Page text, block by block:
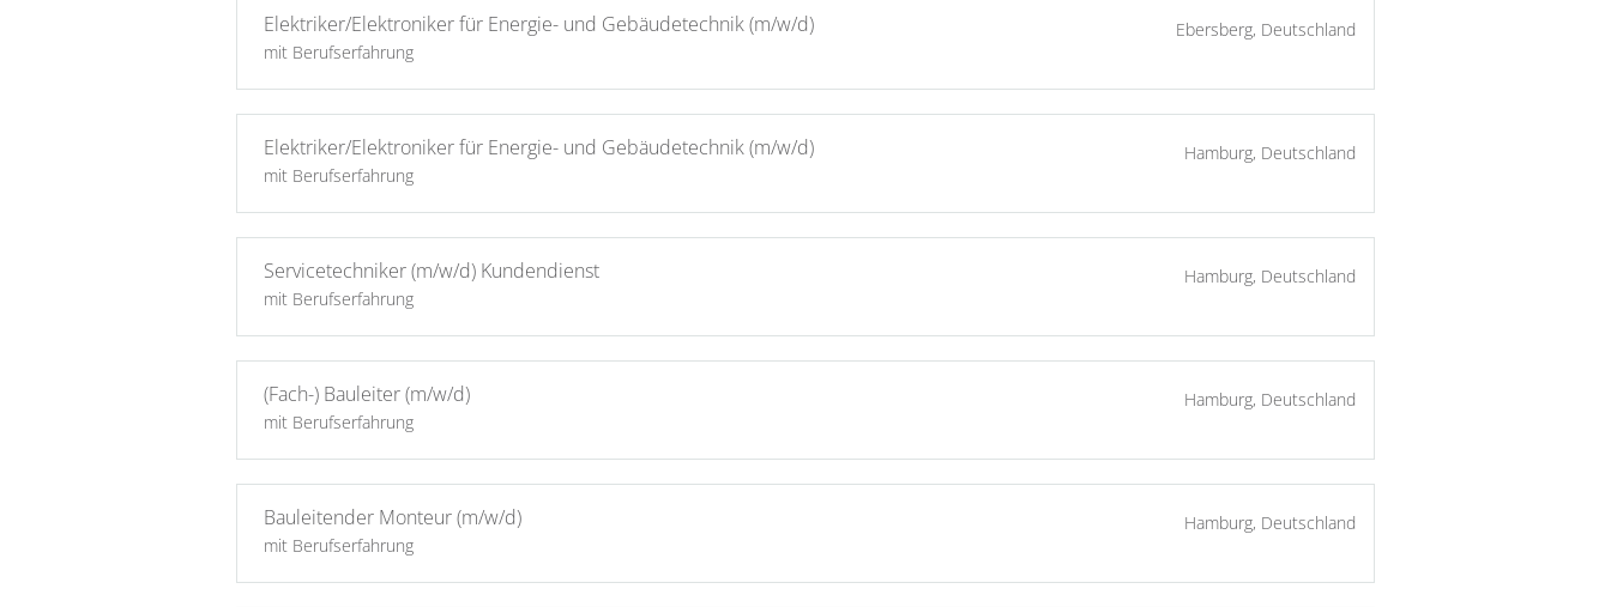
Elektriker/Elektroniker für Energie- und Gebäudetechnik (m/w/d)
mit Berufserfahrung
Ebersberg, Deutschland
Elektriker/Elektroniker für Energie- und Gebäudetechnik (m/w/d)
mit Berufserfahrung
Hamburg, Deutschland
Servicetechniker (m/w/d) Kundendienst
mit Berufserfahrung
Hamburg, Deutschland
(Fach-) Bauleiter (m/w/d)
mit Berufserfahrung
Hamburg, Deutschland
Bauleitender Monteur (m/w/d)
mit Berufserfahrung
Hamburg, Deutschland